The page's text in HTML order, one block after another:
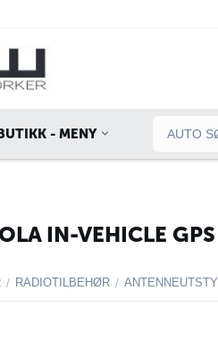
- MENY
IN-VEHICLE
/ RADIOTILBEHØR /